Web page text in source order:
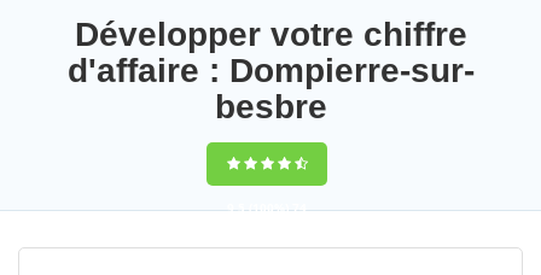
Développer votre chiffre
d'affaire : Dompierre-sur-
besbre
9,5(100%)74
votes